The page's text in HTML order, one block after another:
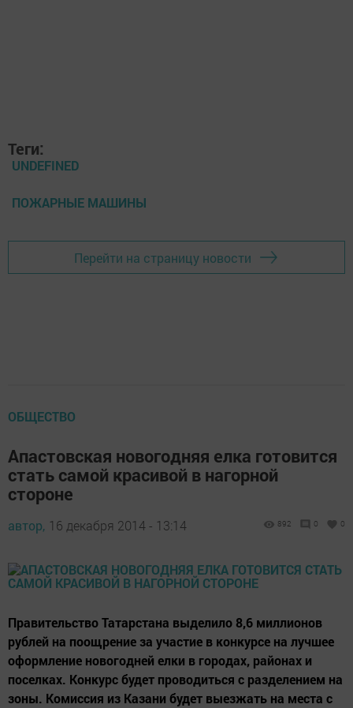
Теги:
UNDEFINED
ПОЖАРНЫЕ МАШИНЫ
Перейти на страницу новости
ОБЩЕСТВО
Апастовская новогодняя елка готовится
стать самой красивой в нагорной
стороне
автор, 16 декабря 2014 - 13:14 892 0 0
Правительство Татарстана выделило 8,6 миллионов
рублей на поощрение за участие в конкурсе на лучшее
оформление новогодней елки в городах, районах и
поселках. Конкурс будет проводиться с разделением на
зоны. Комиссия из Казани будет выезжать на места с